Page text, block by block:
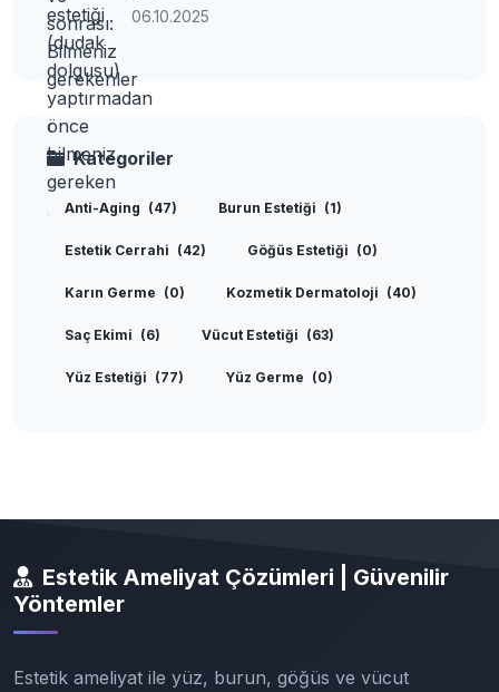
06.10.2025
Kategoriler
Anti-Aging (47) Burun Estetiği (1)
Estetik Cerrahi (42) Göğüs Estetiği (0)
Karın Germe (0) Kozmetik Dermatoloji (40)
Saç Ekimi (6) Vücut Estetiği (63)
Yüz Estetiği (77) Yüz Germe (0)
Estetik Ameliyat Çözümleri | Güvenilir
Yöntemler
Estetik ameliyat ile yüz, burun, göğüs ve vücut